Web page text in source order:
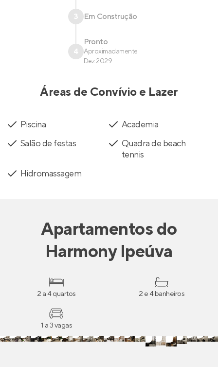
3 Em Construção
4
Pronto
Aproximadamente
Dez 2029
Áreas de Convívio e Lazer
Piscina
Academia
Salão de festas
Quadra de beach
tennis
Hidromassagem
Apartamentosdo
Harmony Ipeúva
2 a 4 quartos 2 e 4 banheiros
1 a 3 vagas